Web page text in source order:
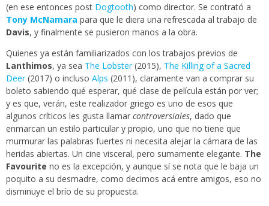
(en ese entonces post Dogtooth) como director. Se contrató a
Tony McNamara para que le diera una refrescada al trabajo de
Davis, y finalmente se pusieron manos a la obra.
Quienes ya están familiarizados con los trabajos previos de
Lanthimos, ya sea The Lobster(2015), The Killing of a Sacred
Deer(2017) o incluso Alps (2011), claramente van a comprar su
boleto sabiendo qué esperar, qué clase de película están por ver;
y es que, verán, este realizador griego es uno de esos que
algunos críticos les gusta llamar controversiales, dado que
enmarcan un estilo particular y propio, uno que no tiene que
murmurar las palabras fuertes ni necesita alejar la cámara de las
heridas abiertas. Un cine visceral, pero sumamente elegante. The
Favourite no es la excepción, y aunque sí se nota que le baja un
poquito a su desmadre, como decimos acá entre amigos, eso no
disminuye el brío de su propuesta.